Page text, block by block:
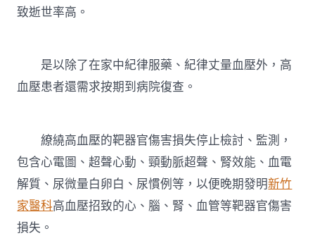
致逝世率高。
是以除了在家中紀律服藥、紀律丈量血壓外，高
血壓患者還需求按期到病院復查。
繚繞高血壓的靶器官傷害損失停止檢討、監測，
包含心電圖、超聲心動、頸動脈超聲、腎效能、血電
解質、尿微量白卵白、尿慣例等，以便晚期發明新竹
家醫科高血壓招致的心、腦、腎、血管等靶器官傷害
損失。